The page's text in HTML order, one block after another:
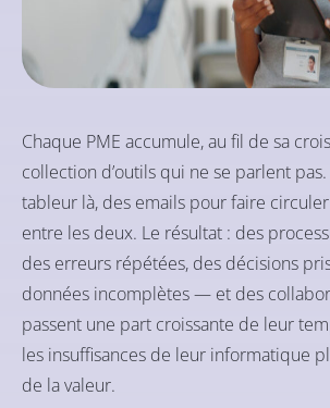
Chaque PME accumule, au fil de sa
collection d’outils qui ne se parlent
tableur là, des emails pour faire
entre les deux. Le résultat : des
des erreurs répétées, des décisions
données incomplètes — et des
passent une part croissante de leur
les insuffisances de leur informatique
de la valeur.